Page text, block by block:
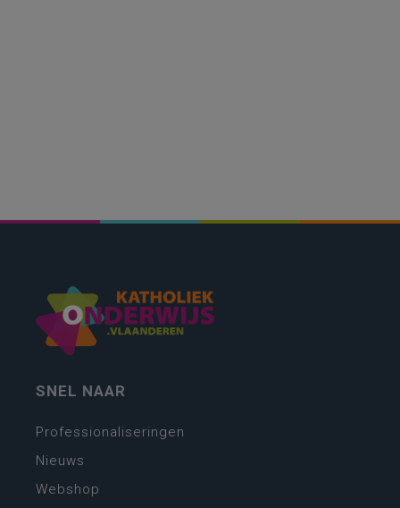
SNEL NAAR
Professionaliseringen
Nieuws
Webshop